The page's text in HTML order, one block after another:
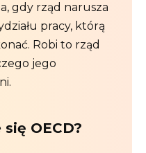
gdy rząd narusza
pracy, którą
Robi to rząd
jego
OECD?